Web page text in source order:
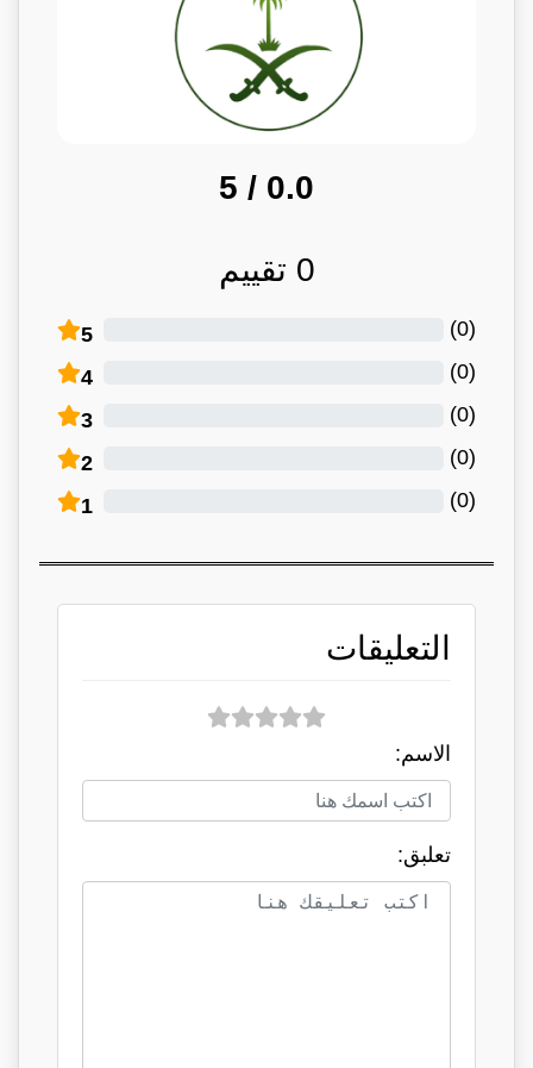
0.0
/ 5
0 تقييم
5 (
0
)
4 (
0
)
3 (
0
)
2 (
0
)
1 (
0
)
التعليقات
الاسم:
تعلبق: